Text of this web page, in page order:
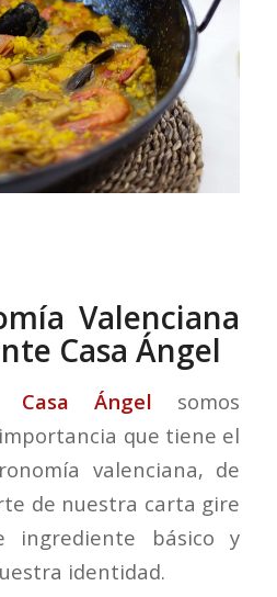
Valenciana
Casa Ángel
Casa Ángel
somos
que tiene el
valenciana, de
de nuestra carta gire
básico y
identidad.